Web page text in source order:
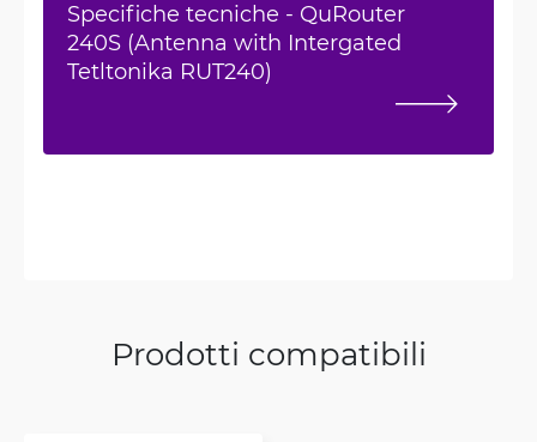
Specifiche tecniche - QuRouter
240S (Antenna with Intergated
Tetltonika RUT240)
Prodotti compatibili